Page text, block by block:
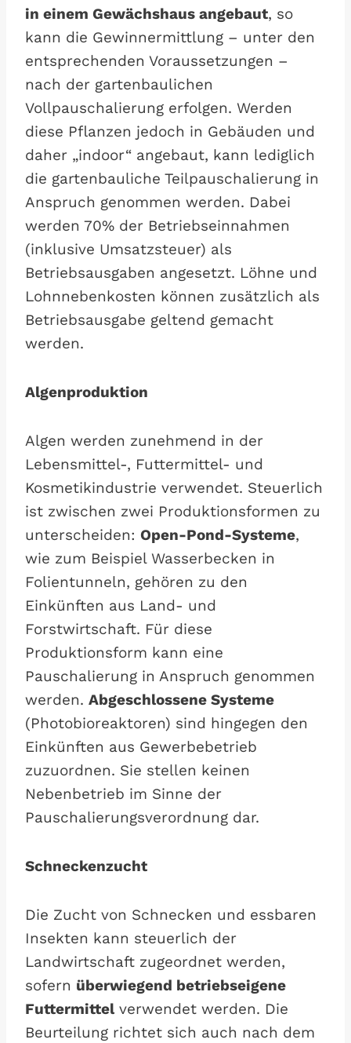
in einem Gewächshaus angebaut, so
kann die Gewinnermittlung – unter den
entsprechenden Voraussetzungen –
nach der gartenbaulichen
Vollpauschalierung erfolgen. Werden
diese Pflanzen jedoch in Gebäuden und
daher „indoor“ angebaut, kann lediglich
die gartenbauliche Teilpauschalierung in
Anspruch genommen werden. Dabei
werden 70% der Betriebseinnahmen
(inklusive Umsatzsteuer) als
Betriebsausgaben angesetzt. Löhne und
Lohnnebenkosten können zusätzlich als
Betriebsausgabe geltend gemacht
werden.
Algenproduktion
Algen werden zunehmend in der
Lebensmittel-, Futtermittel- und
Kosmetikindustrie verwendet. Steuerlich
ist zwischen zwei Produktionsformen zu
unterscheiden: Open-Pond-Systeme,
wie zum Beispiel Wasserbecken in
Folientunneln, gehören zu den
Einkünften aus Land- und
Forstwirtschaft. Für diese
Produktionsform kann eine
Pauschalierung in Anspruch genommen
werden. Abgeschlossene Systeme
(Photobioreaktoren) sind hingegen den
Einkünften aus Gewerbebetrieb
zuzuordnen. Sie stellen keinen
Nebenbetrieb im Sinne der
Pauschalierungsverordnung dar.
Schneckenzucht
Die Zucht von Schnecken und essbaren
Insekten kann steuerlich der
Landwirtschaft zugeordnet werden,
sofern überwiegend betriebseigene
Futtermittel verwendet werden. Die
Beurteilung richtet sich auch nach dem